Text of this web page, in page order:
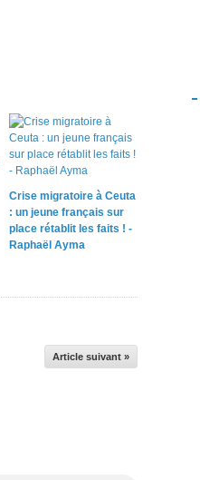
Crise migratoire à Ceuta
: un jeune français sur
place rétablit les faits ! -
Raphaël Ayma
Article suivant »